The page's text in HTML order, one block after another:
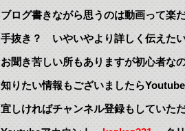
ブログ書きながら思うのは動画って楽
手抜き？ いやいやより詳しく伝えた
お聞き苦しい所もありますが初心者な
知りたい情報もございましたら
宜しければチャンネル登録もしていた